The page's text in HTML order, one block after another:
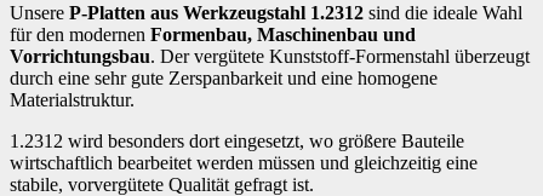
Unsere P-Platten aus Werkzeugstahl 1.2312 sind die ideale Wahl
für den modernen Formenbau, Maschinenbau und
Vorrichtungsbau. Der vergütete Kunststoff-Formenstahl überzeugt
durch eine sehr gute Zerspanbarkeit und eine homogene
Materialstruktur.
1.2312 wird besonders dort eingesetzt, wo größere Bauteile
wirtschaftlich bearbeitet werden müssen und gleichzeitig eine
stabile, vorvergütete Qualität gefragt ist.